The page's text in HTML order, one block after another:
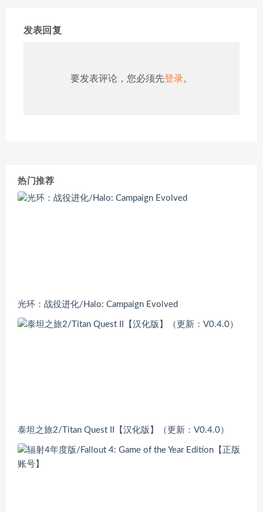
发表回复
要发表评论，您必须先登录。
热门推荐
光环：战役进化/Halo: Campaign Evolved
泰坦之旅2/Titan Quest II【汉化版】（更新：V0.4.0）